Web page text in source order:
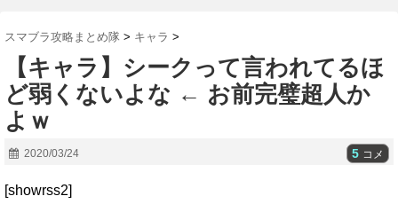
スマブラ攻略まとめ隊 > キャラ >
【キャラ】シークって言われてるほ
ど弱くないよな ← お前完璧超人か
よｗ
2020/03/24 5 コメ
[showrss2]